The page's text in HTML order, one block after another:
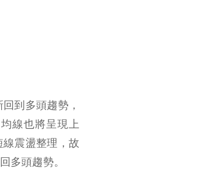
到多頭趨勢，
線也將呈現上
震盪整理，故
多頭趨勢。